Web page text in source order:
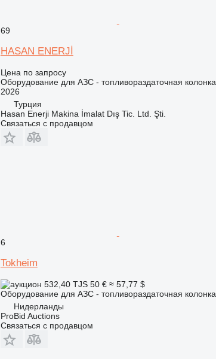
69
HASAN ENERJİ
Цена по запросу
Оборудование для АЗС - топливораздаточная колонка
2026
Турция
Hasan Enerji Makina İmalat Dış Tic. Ltd. Şti.
Связаться с продавцом
6
Tokheim
532,40 TJS 50 € ≈ 57,77 $
Оборудование для АЗС - топливораздаточная колонка
Нидерланды
ProBid Auctions
Связаться с продавцом